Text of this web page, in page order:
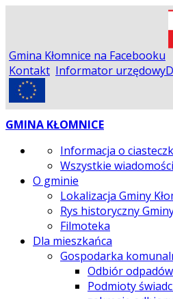
Gmina Kłomnice na Facebooku
Kontakt Informator urzędowy
GMINA KŁOMNICE
Informacja o
Wszystkie wiadomości
O gminie
Lokalizacja Gminy
Rys historyczny
Filmoteka
Dla mieszkańca
Gospodarka
Odbiór
Podmioty